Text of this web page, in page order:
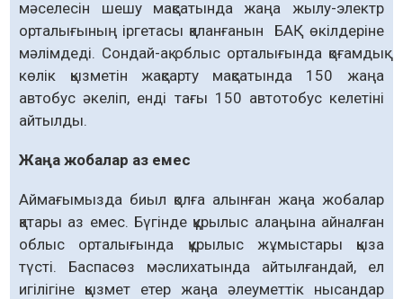
мәселесін шешу мақ­сатында жаңа жылу-электр
орталығының ір­ге­тасы қаланғанын БАҚ өкілдеріне
мәлім­деді. Сон­дай-ақ облыс орталығында қоғамдық
көлік қыз­метін жақсарту мақсатында 150 жаңа
автобус әке­ліп, енді тағы 150 автотобус келетіні
айтылды.
Жаңа жобалар аз емес
Аймағымызда биыл қолға алынған жаңа жобалар
қатары аз емес. Бүгінде құрылыс алаңына айналған
облыс орталығында құры­­лыс жұмыстары қыза
түсті. Баспасөз мәслиха­тында айтылғандай, ел
игілігіне қыз­мет етер жаңа әлеуметтік нысандар